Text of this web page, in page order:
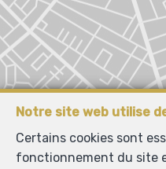
Notre site web utilise
Certains cookies sont
fonctionnement du site